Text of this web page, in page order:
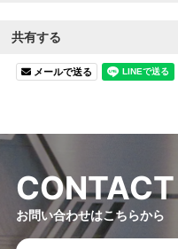
共有する
メールで送る
CONTACT
お問い合わせはこちらから